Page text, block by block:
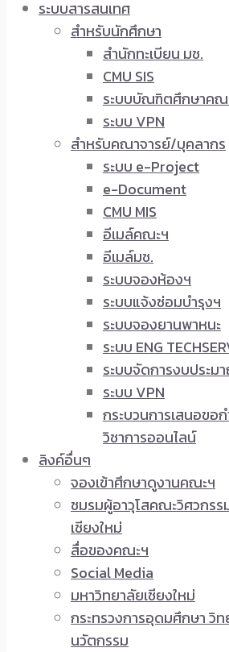
ระบบสารสนเทศ
สำหรับนักศึกษา
สำนักทะเบียน มช.
CMU SIS
ระบบบัณฑิตศึกษาคณ
ระบบ VPN
สำหรับคณาจารย์/บุคลากร
ระบบ e-Project
e-Document
CMU MIS
อีเมล์คณะฯ
อีเมล์มช.
ระบบจองห้องฯ
ระบบแจ้งซ่อมบำรุงฯ
ระบบจองยานพาหนะ
ระบบ ENG
ระบบจัดการงบประม
ระบบ VPN
กระบวนการเสนอขอ
วิชาการออนไลน์
ลิงค์อื่นๆ
จองเข้าศึกษาดูงานคณะฯ
ชมรมผู้อาวุโสคณะวิศวกร
เชียงใหม่
สื่อของคณะฯ
Social Media
มหาวิทยาลัยเชียงใหม่
กระทรวงการอุดมศึกษา วิ
นวัตกรรม